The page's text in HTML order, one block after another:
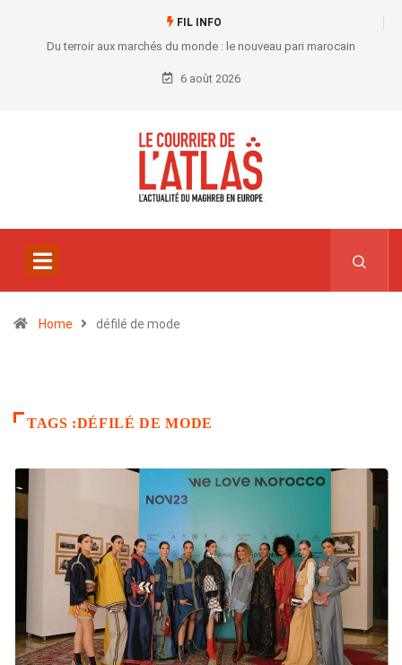
FIL INFO
Du terroir aux marchés du monde : le nouveau pari marocain
6 août 2026
Home défilé de mode
TAGS :DÉFILÉ DE MODE